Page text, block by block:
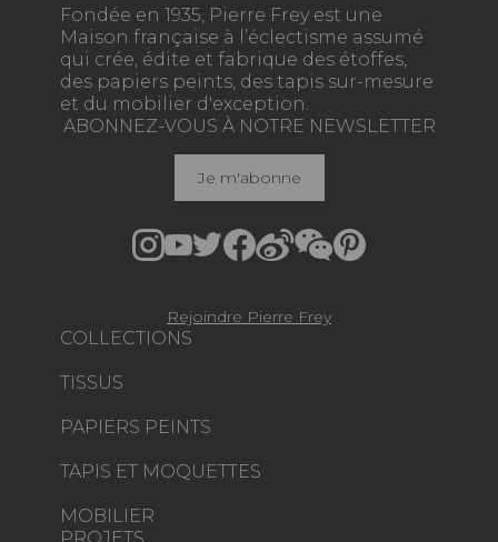
Fondée en 1935, Pierre Frey est une
Maison française à l’éclectisme assumé
qui crée, édite et fabrique des étoffes,
des papiers peints, des tapis sur-mesure
et du mobilier d'exception.
COLLECTIONS
TISSUS
PAPIERS PEINTS
TAPIS ET MOQUETTES
MOBILIER
PROJETS
ABONNEZ-VOUS À NOTRE NEWSLETTER
Je m'abonne
Rejoindre Pierre Frey